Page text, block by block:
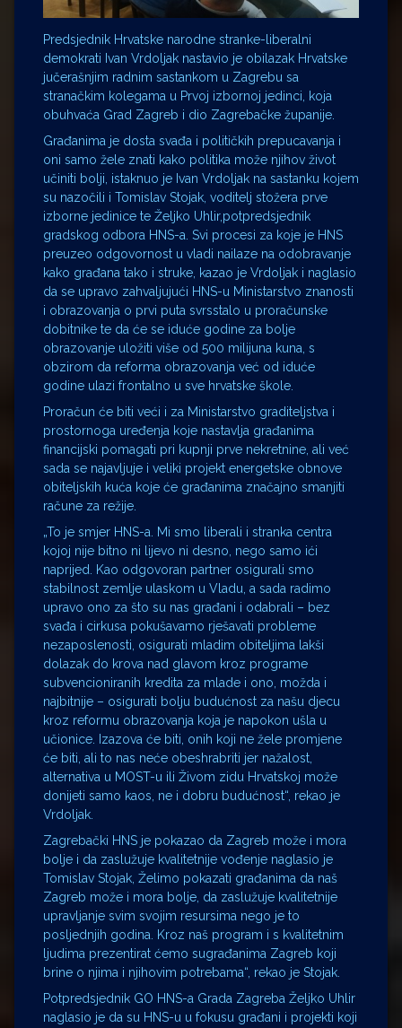
Predsjednik Hrvatske narodne stranke-liberalni
demokrati Ivan Vrdoljak nastavio je obilazak Hrvatske
jučerašnjim radnim sastankom u Zagrebu sa
stranačkim kolegama u Prvoj izbornoj jedinci, koja
obuhvaća Grad Zagreb i dio Zagrebačke županije.
Građanima je dosta svađa i političkih prepucavanja i
oni samo žele znati kako politika može njihov život
učiniti bolji, istaknuo je Ivan Vrdoljak na sastanku kojem
su nazočili i Tomislav Stojak, voditelj stožera prve
izborne jedinice te Željko Uhlir,potpredsjednik
gradskog odbora HNS-a. Svi procesi za koje je HNS
preuzeo odgovornost u vladi nailaze na odobravanje
kako građana tako i struke, kazao je Vrdoljak i naglasio
da se upravo zahvaljujući HNS-u Ministarstvo znanosti
i obrazovanja o prvi puta svrsstalo u proračunske
dobitnike te da će se iduće godine za bolje
obrazovanje uložiti više od 500 milijuna kuna, s
obzirom da reforma obrazovanja već od iduće
godine ulazi frontalno u sve hrvatske škole.
Proračun će biti veći i za Ministarstvo graditeljstva i
prostornoga uređenja koje nastavlja građanima
financijski pomagati pri kupnji prve nekretnine, ali već
sada se najavljuje i veliki projekt energetske obnove
obiteljskih kuća koje će građanima značajno smanjiti
račune za režije.
„To je smjer HNS-a. Mi smo liberali i stranka centra
kojoj nije bitno ni lijevo ni desno, nego samo ići
naprijed. Kao odgovoran partner osigurali smo
stabilnost zemlje ulaskom u Vladu, a sada radimo
upravo ono za što su nas građani i odabrali – bez
svađa i cirkusa pokušavamo rješavati probleme
nezaposlenosti, osigurati mladim obiteljima lakši
dolazak do krova nad glavom kroz programe
subvencioniranih kredita za mlade i ono, možda i
najbitnije – osigurati bolju budućnost za našu djecu
kroz reformu obrazovanja koja je napokon ušla u
učionice. Izazova će biti, onih koji ne žele promjene
će biti, ali to nas neće obeshrabriti jer nažalost,
alternativa u MOST-u ili Živom zidu Hrvatskoj može
donijeti samo kaos, ne i dobru budućnost“, rekao je
Vrdoljak.
Zagrebački HNS je pokazao da Zagreb može i mora
bolje i da zaslužuje kvalitetnije vođenje naglasio je
Tomislav Stojak, Želimo pokazati građanima da naš
Zagreb može i mora bolje, da zaslužuje kvalitetnije
upravljanje svim svojim resursima nego je to
posljednjih godina. Kroz naš program i s kvalitetnim
ljudima prezentirat ćemo sugrađanima Zagreb koji
brine o njima i njihovim potrebama“, rekao je Stojak.
Potpredsjednik GO HNS-a Grada Zagreba Željko Uhlir
naglasio je da su HNS-u u fokusu građani i projekti koji